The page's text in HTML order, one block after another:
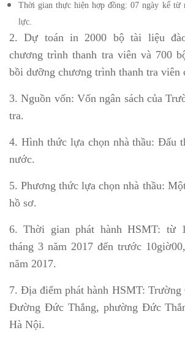
Thời gian thực hiện hợp đồng: 07 ngày kể từ
lực.
2. Dự toán in 2000 bộ tài liệu
chương trình thanh tra viên và 700
bồi dưỡng chương trình thanh tra viên
3. Nguồn vốn: Vốn ngân sách của
tra.
4. Hình thức lựa chọn nhà thầu: Đấu
nước.
5. Phương thức lựa chọn nhà thầu:
hồ sơ.
6. Thời gian phát hành HSMT: từ
tháng 3 năm 2017 đến trước
năm 2017.
7. Địa điểm phát hành HSMT: Trường
Đường Đức Thắng, phường Đức
Hà Nội.